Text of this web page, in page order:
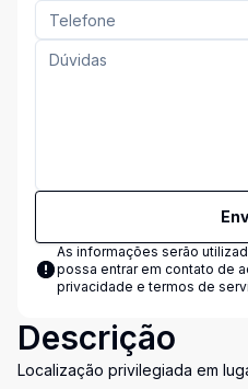
As informações serão
possa entrar em contato de
privacidade e termos de
Descrição
Localização privilegiada em